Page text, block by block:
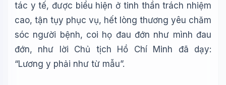
tác y tế, được biểu hiện ở tinh thần trách nhiệm
cao, tận tụy phục vụ, hết lòng thương yêu chǎm
sóc người bệnh, coi họ đau đớn như mình đau
đớn, như lời Chủ tịch Hồ Chí Minh đã dạy:
“Lương y phải như từ mẫu”.